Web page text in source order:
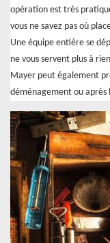
opération est très
vous ne savez pas où
Une équipe entière se
ne vous servent plus à
Mayer peut également
déménagement ou après